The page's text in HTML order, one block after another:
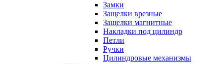
Замки
Защелки врезные
Защелки магнитные
Накладки под цилиндр
Петли
Ручки
Цилиндровые механизмы